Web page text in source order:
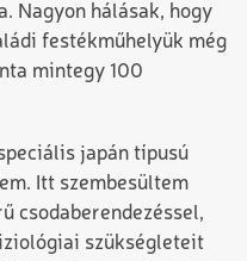
Nagyon hálásak, hogy
festékműhelyük még
mintegy 100
japán típusú
Itt szembesültem
csodaberendezéssel,
szükségleteit